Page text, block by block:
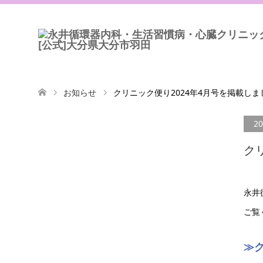
お知らせ クリニック便り2024年4月号を掲載しま
ク
永井
ご覧
≫